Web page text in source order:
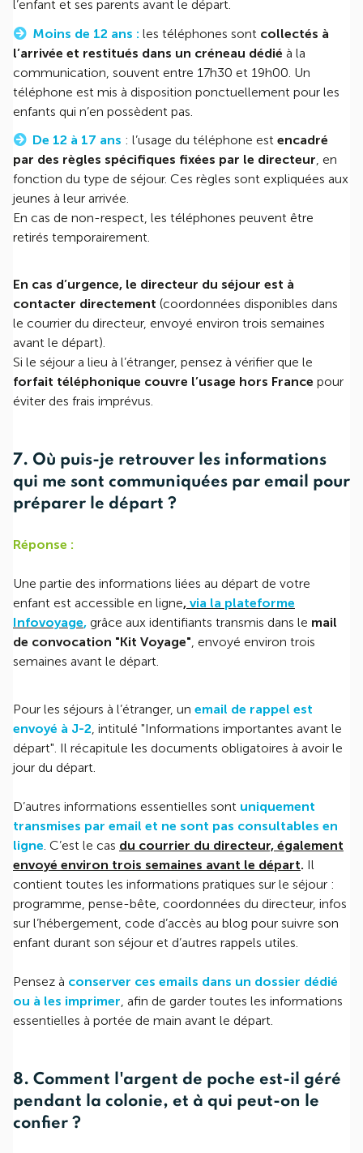
l’enfant et ses parents avant le départ.
Moins de 12 ans : les téléphones sont collectés à
l’arrivée et restitués dans un créneau dédié à la
communication, souvent entre 17h30 et 19h00. Un
téléphone est mis à disposition ponctuellement pour les
enfants qui n’en possèdent pas.
De 12 à 17 ans : l’usage du téléphone est encadré
par des règles spécifiques fixées par le directeur, en
fonction du type de séjour. Ces règles sont expliquées aux
jeunes à leur arrivée.
En cas de non-respect, les téléphones peuvent être
retirés temporairement.
En cas d’urgence, le directeur du séjour est à
contacter directement (coordonnées disponibles dans
le courrier du directeur, envoyé environ trois semaines
avant le départ).
Si le séjour a lieu à l’étranger, pensez à vérifier que le
forfait téléphonique couvre l’usage hors France pour
éviter des frais imprévus.
7. Où puis-je retrouver les informations
qui me sont communiquées par email pour
préparer le départ ?
Réponse :
Une partie des informations liées au départ de votre
enfant est accessible en ligne, via la plateforme
Infovoyage, grâce aux identifiants transmis dans le mail
de convocation "Kit Voyage", envoyé environ trois
semaines avant le départ.
Pour les séjours à l’étranger, un email de rappel est
envoyé à J-2, intitulé "Informations importantes avant le
départ". Il récapitule les documents obligatoires à avoir le
jour du départ.
D’autres informations essentielles sont uniquement
transmises par email et ne sont pas consultables en
ligne. C’est le cas du courrier du directeur, également
envoyé environ trois semaines avant le départ. Il
contient toutes les informations pratiques sur le séjour :
programme, pense-bête, coordonnées du directeur, infos
sur l’hébergement, code d’accès au blog pour suivre son
enfant durant son séjour et d’autres rappels utiles.
Pensez à conserver ces emails dans un dossier dédié
ou à les imprimer, afin de garder toutes les informations
essentielles à portée de main avant le départ.
8. Comment l'argent de poche est-il géré
pendant la colonie, et à qui peut-on le
confier ?